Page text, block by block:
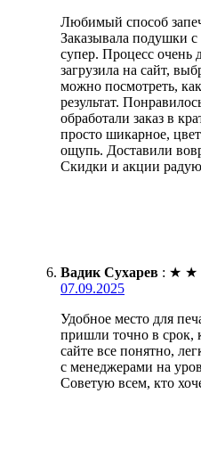
Любимый способ
Заказывала подушки
супер. Процесс очень
загрузила на сайт,
можно посмотреть,
результат.
обработали заказ в
просто шикарное,
ощупь. Доставили
Скидки и акции
Вадик Сухарев : ★ ★
07.09.2025
Удобное место для
пришли точно в срок,
сайте все понятно,
с менеджерами на
Советую всем, кто